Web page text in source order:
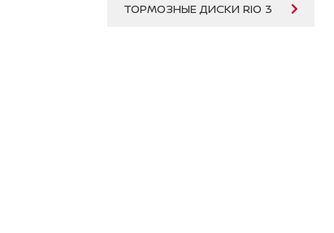
ТОРМОЗНЫЕ ДИСКИ RIO 3